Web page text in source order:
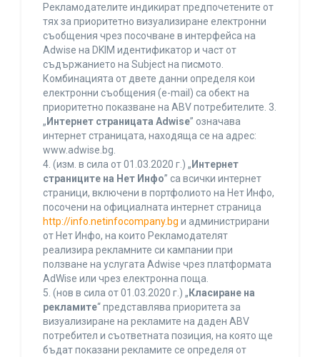
Рекламодателите индикират предпочетените от
тях за приоритетно визуализиране електронни
съобщения чрез посочване в интерфейса на
Adwise на DKIM идентификатор и част от
съдържанието на Subject на писмото.
Комбинацията от двете данни определя кои
електронни съобщения (e-mail) са обект на
приоритетно показване на ABV потребителите. 3.
„ Интернет страницата Adwise” означава
интернет страницата, находяща се на адрес:
www.adwise.bg.
4. (изм. в сила от 01.03.2020 г.) „ Интернет
страниците на Нет Инфо” са всички интернет
страници, включени в портфолиото на Нет Инфо,
посочени на официалната интернет страница
http://info.netinfocompany.bg и администрирани
от Нет Инфо, на които Рекламодателят
реализира рекламните си кампании при
ползване на услугата Adwise чрез платформата
AdWise или чрез електронна поща.
5. (нов в сила от 01.03.2020 г.) „ Класиране на
рекламите“ представлява приоритета за
визуализиране на рекламите на даден ABV
потребител и съответната позиция, на която ще
бъдат показани рекламите се определя от